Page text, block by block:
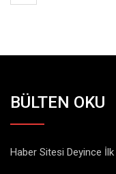
BÜLTEN OKU
Haber Sitesi Deyince